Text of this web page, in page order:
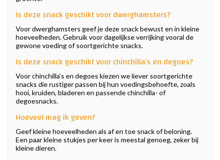
Is deze snack geschikt voor dwerghamsters?
Voor dwerghamsters geef je deze snack bewust en in kleine
hoeveelheden. Gebruik voor dagelijkse verrijking vooral de
gewone voeding of soortgerichte snacks.
Is deze snack geschikt voor chinchilla’s en degoes?
Voor chinchilla’s en degoes kiezen we liever soortgerichte
snacks die rustiger passen bij hun voedingsbehoefte, zoals
hooi, kruiden, bladeren en passende chinchilla- of
degoesnacks.
Hoeveel mag ik geven?
Geef kleine hoeveelheden als af en toe snack of beloning.
Een paar kleine stukjes per keer is meestal genoeg, zeker bij
kleine dieren.